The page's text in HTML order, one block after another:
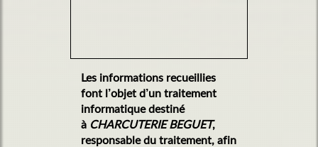
Les informations recueillies
font l’objet d’un traitement
informatique destiné
àCHARCUTERIE BEGUET,
responsable du traitement, afin